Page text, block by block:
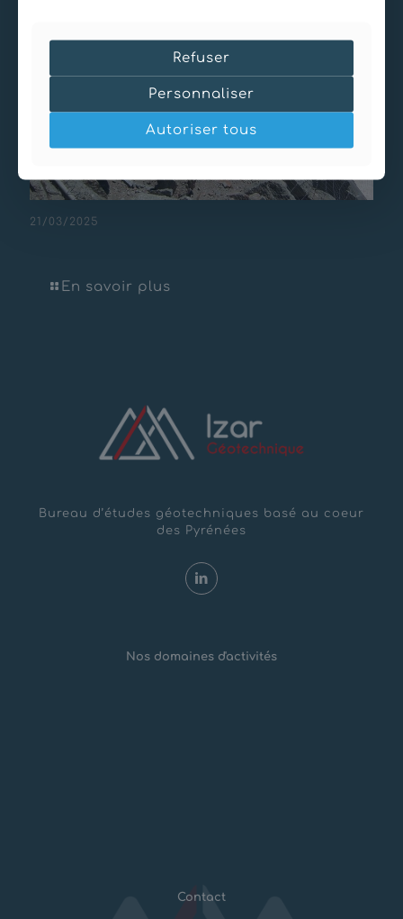
21/03/2025
En savoir plus
Bureau d’études géotechniques basé au coeur
des Pyrénées
Nos domaines d'activités
Contact
Refuser
Personnaliser
Autoriser tous